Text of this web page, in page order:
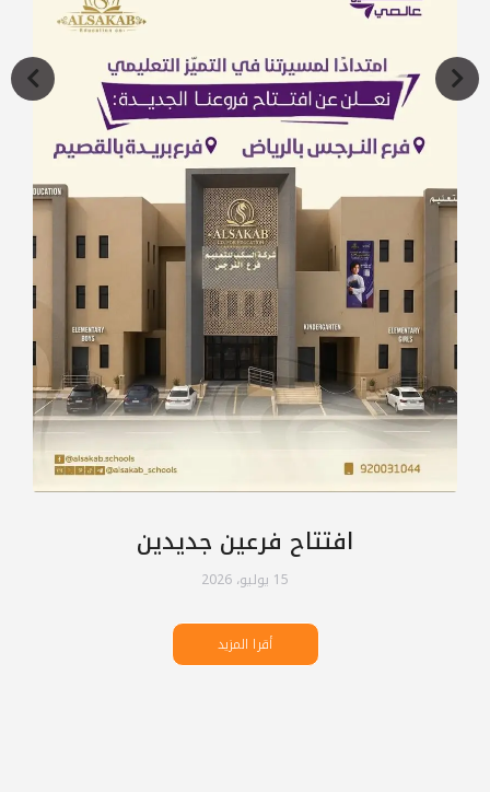
افتتاح فرعين جديدين
15 يوليو، 2026
أقرا المزيد